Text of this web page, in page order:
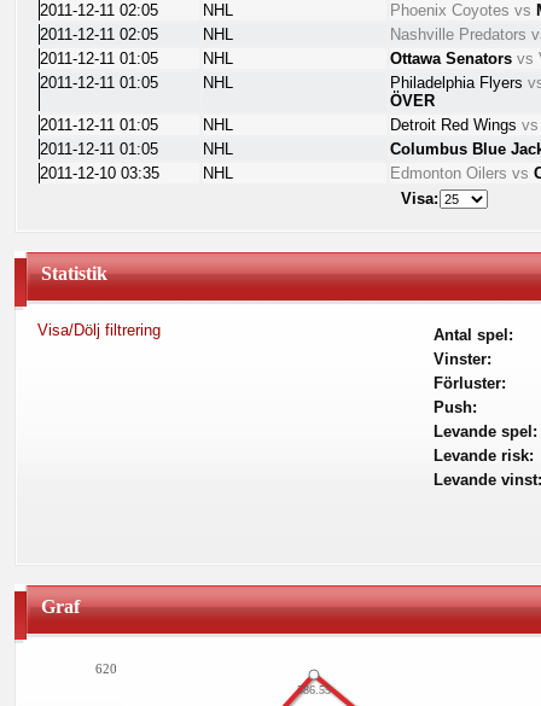
2011-12-11 02:05
NHL Phoenix Coyotes vs
2011-12-11 02:05
NHL Nashville Predators
2011-12-11 01:05
NHL Ottawa Senators vs
2011-12-11 01:05
NHL Philadelphia Flyers
ÖVER
2011-12-11 01:05
NHL Detroit Red Wingsvs
2011-12-11 01:05
NHL
Columbus Blue
2011-12-10 03:35
NHL Edmonton Oilers vs
Visa:
Statistik
Visa/Dölj filtrering
Antal spel:
Vinster:
Förluster:
Push:
Levande spel:
Levande risk:
Levande
Graf
620
586.55